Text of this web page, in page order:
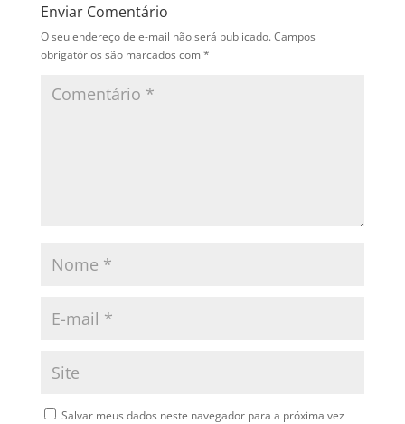
Enviar Comentário
O seu endereço de e-mail não será publicado.Campos
obrigatórios são marcados com *
Salvar meus dados neste navegador para a próxima vez